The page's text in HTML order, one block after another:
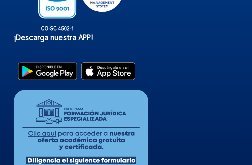
¡Descarga nuestra APP!